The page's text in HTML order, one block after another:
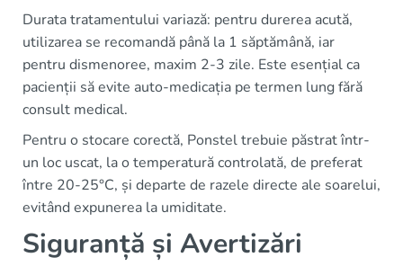
Durata tratamentului variază: pentru durerea acută,
utilizarea se recomandă până la 1 săptămână, iar
pentru dismenoree, maxim 2-3 zile. Este esențial ca
pacienții să evite auto-medicația pe termen lung fără
consult medical.
Pentru o stocare corectă, Ponstel trebuie păstrat într-
un loc uscat, la o temperatură controlată, de preferat
între 20-25°C, și departe de razele directe ale soarelui,
evitând expunerea la umiditate.
Siguranță și Avertizări